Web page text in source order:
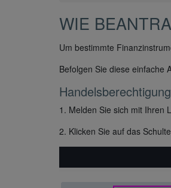
WIE
Um bestimmte
Befolgen Sie diese einfache
1. Melden Sie sich mit Ihren
2. Klicken Sie auf das